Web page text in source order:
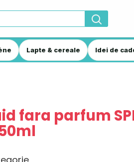
Lapte & cereale Idei de
fara parfum